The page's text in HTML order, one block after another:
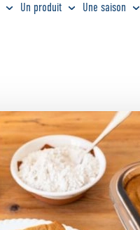
Un produit Une saison